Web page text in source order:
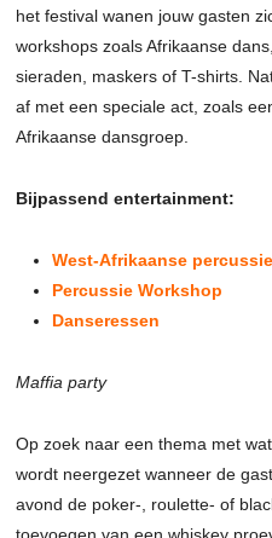
het festival wanen jouw gasten
workshops zoals Afrikaanse
sieraden, maskers of T-shirts.
af met een speciale act, zoals
Afrikaanse dansgroep.
Bijpassend entertainment:
West-Afrikaanse
Percussie Workshop
Danseressen
Maffia party
Op zoek naar een thema met
wordt neergezet wanneer de
avond de poker-, roulette- of